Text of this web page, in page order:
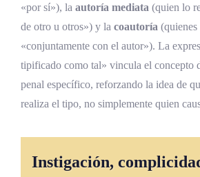
«por sí»), la autoría mediata (quien lo
de otro u otros») y la coautoría
«conjuntamente con el autor»). La
tipificado como tal» vincula el concepto
penal específico, reforzando la idea de
realiza el tipo, no simplemente quien
Instigación,